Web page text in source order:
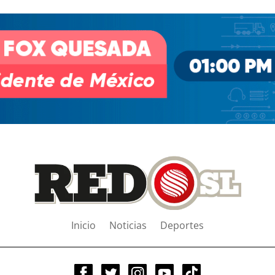
Inicio Noticias Deportes